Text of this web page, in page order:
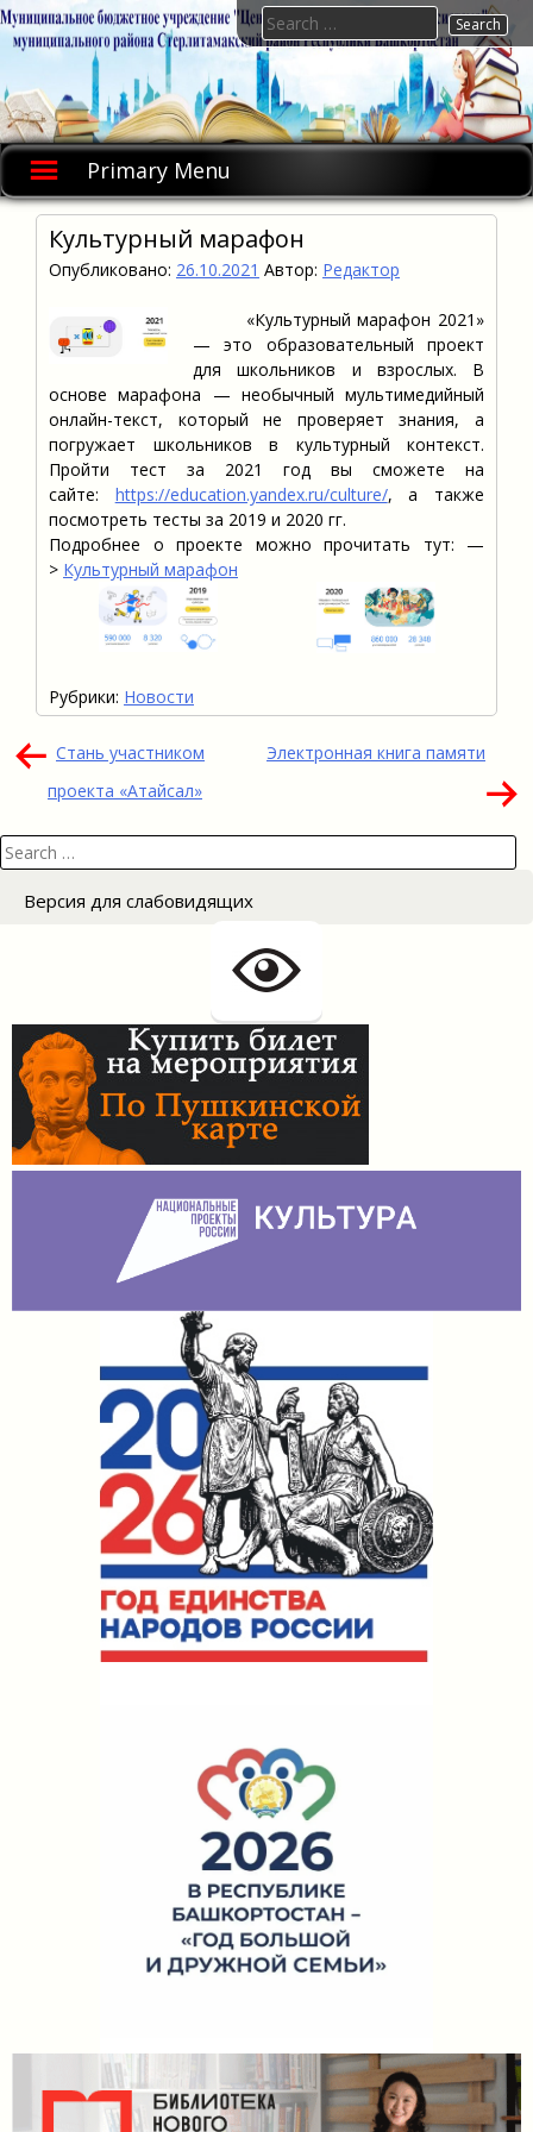
Skip
to
Primary Menu
Search
for:
Культурный марафон
Опубликовано: 26.10.2021 Автор: Редактор
«Культурный марафон 2021»
— это образовательный проект
для школьников и взрослых. В
основе марафона — необычный мультимедийный
онлайн-текст, который не проверяет знания, а
погружает школьников в культурный контекст.
Пройти тест за 2021 год вы сможете на
сайте: https://education.yandex.ru/culture/, а также
посмотреть тесты за 2019 и 2020 гг.
Подробнее о проекте можно прочитать тут: —
> Культурный марафон
Рубрики: Новости
Навигация
по
Стань участником
проекта «Атайсал»
Электронная книга памяти
Search
for:
Версия для слабовидящих